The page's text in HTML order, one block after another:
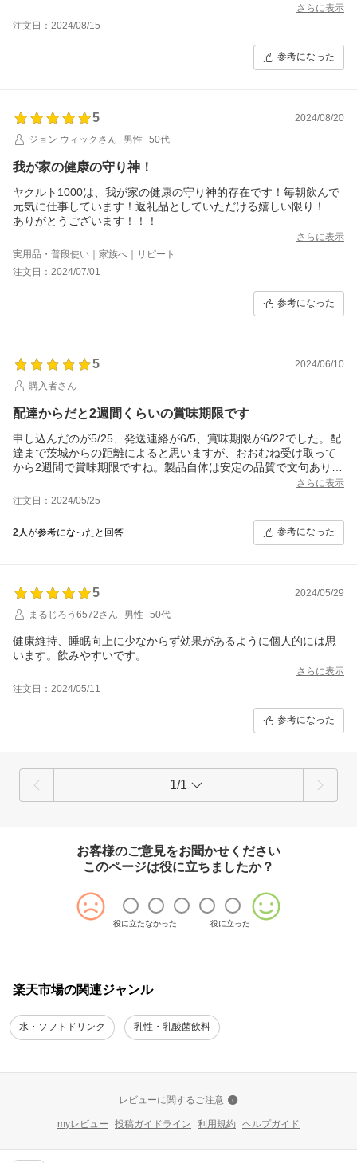
さらに表示
注文日：2024/08/15
参考になった
5
2024/08/20
ジョン ウィックさん
男性 50代
我が家の健康の守り神！
ヤクルト1000は、我が家の健康の守り神的存在です！毎朝飲んで
元気に仕事しています！返礼品としていただける嬉しい限り！
ありがとうございます！！！
さらに表示
実用品・普段使い｜家族へ｜リピート
注文日：2024/07/01
参考になった
5
2024/06/10
購入者さん
配達からだと2週間くらいの賞味期限です
申し込んだのが5/25、発送連絡が6/5、賞味期限が6/22でした。配
達まで茨城からの距離によると思いますが、おおむね受け取って
から2週間で賞味期限ですね。製品自体は安定の品質で文句ありま
さらに表示
注文日：2024/05/25
2人が参考になったと回答 参考になった
5
2024/05/29
まるじろう6572さん
男性 50代
健康維持、睡眠向上に少なからず効果があるように個人的には思
います。飲みやすいです。
さらに表示
注文日：2024/05/11
参考になった
1/1
お客様のご意見をお聞かせください
このページは役に立ちましたか？
役に立たなかった 役に立った
楽天市場の関連ジャンル
水・ソフトドリンク 乳性・乳酸菌飲料
レビューに関するご注意
myレビュー 投稿ガイドライン 利用規約 ヘルプガイド